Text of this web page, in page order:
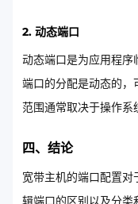
2. 动态端口
动态端口是为应用程
端口的分配是动态的，
范围通常取决于操作系
四、结论
宽带主机的端口配置
辑端口的区别以及分